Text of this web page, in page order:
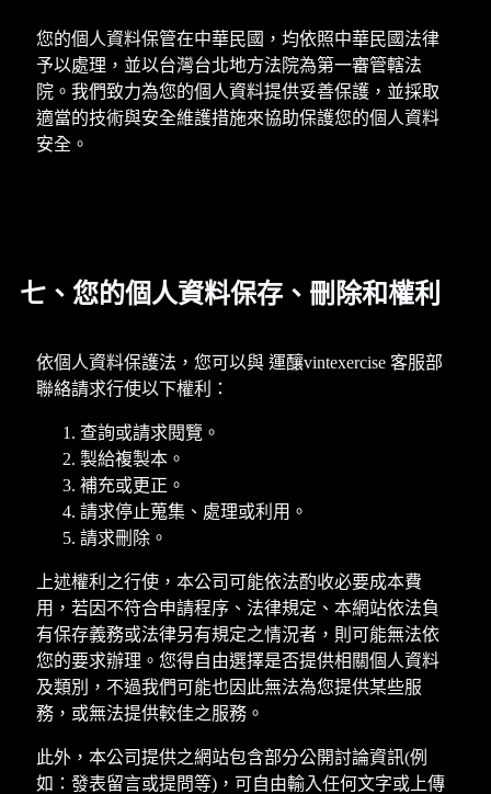
您的個人資料保管在中華民國，均依照中華民國法律
予以處理，並以台灣台北地方法院為第一審管轄法
院。我們致力為您的個人資料提供妥善保護，並採取
適當的技術與安全維護措施來協助保護您的個人資料
安全。
七、您的個人資料保存、刪除和權利
依個人資料保護法，您可以與 運釀vintexercise 客服部
聯絡請求行使以下權利：
查詢或請求閱覽。
製給複製本。
補充或更正。
請求停止蒐集、處理或利用。
請求刪除。
上述權利之行使，本公司可能依法酌收必要成本費
用，若因不符合申請程序、法律規定、本網站依法負
有保存義務或法律另有規定之情況者，則可能無法依
您的要求辦理。您得自由選擇是否提供相關個人資料
及類別，不過我們可能也因此無法為您提供某些服
務，或無法提供較佳之服務。
此外，本公司提供之網站包含部分公開討論資訊(例
如：發表留言或提問等)，可自由輸入任何文字或上傳